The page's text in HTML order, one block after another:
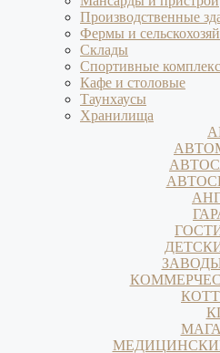
Производственные
Фермы и
Склады
Спортивные
Кафе и столовые
Таунхаусы
Хранилища